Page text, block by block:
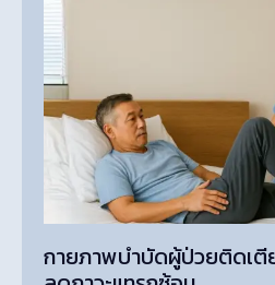
กายภาพบำบัดผู้ป่วยติดเตี